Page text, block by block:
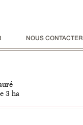
NOUS CONTACTER
3 ha